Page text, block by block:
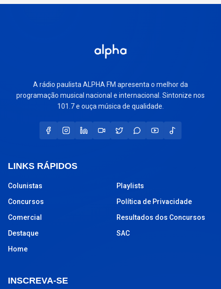
A rádio paulista ALPHA FM apresenta o melhor da
programação musical nacional e internacional. Sintonize nos
101.7 e ouça música de qualidade.
LINKS RÁPIDOS
Colunistas
Concursos
Comercial
Destaque
Home
Playlists
Política de Privacidade
Resultados dos Concursos
SAC
INSCREVA-SE